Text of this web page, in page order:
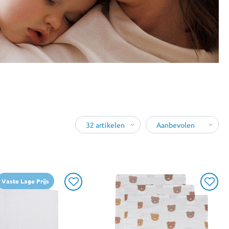
Vaste Lage Prijs